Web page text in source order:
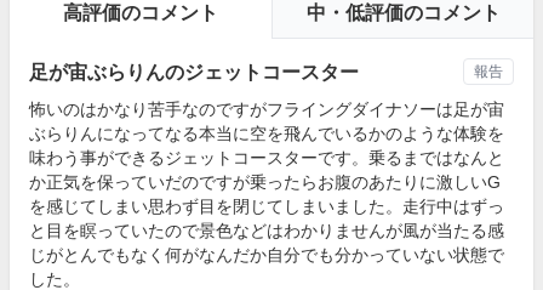
高評価のコメント 中・低評価のコメント
足が宙ぶらりんのジェットコースター
怖いのはかなり苦手なのですがフライングダイナソーは足が宙
ぶらりんになってなる本当に空を飛んでいるかのような体験を
味わう事ができるジェットコースターです。乗るまではなんと
か正気を保っていだのですが乗ったらお腹のあたりに激しいG
を感じてしまい思わず目を閉じてしまいました。走行中はずっ
と目を瞑っていたので景色などはわかりませんが風が当たる感
じがとんでもなく何がなんだか自分でも分かっていない状態で
した。
報告